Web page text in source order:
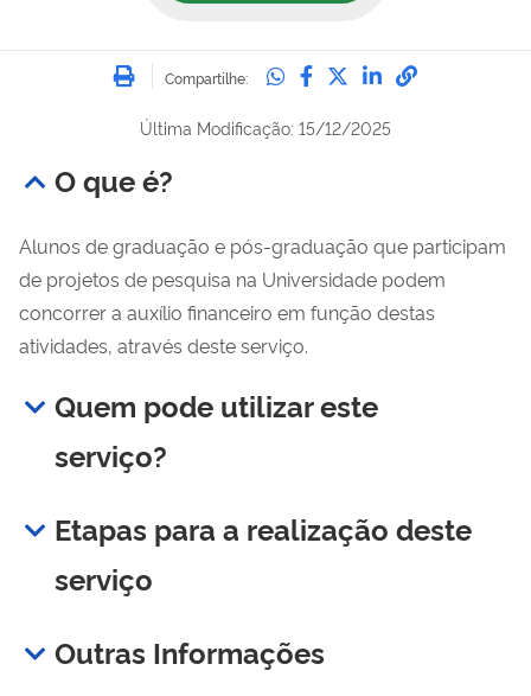
Imprimir
Compartilhe: Compartilhe no
Compartilhe no
Compartilhe no
Compartilhe
Última Modificação: 15/12/2025
O que é?
Alunos de graduação e pós-graduação que participam
de projetos de pesquisa na Universidade podem
concorrer a auxílio financeiro em função destas
atividades, através deste serviço.
Quem pode utilizar este
serviço?
Etapas para a realização deste
serviço
Outras Informações